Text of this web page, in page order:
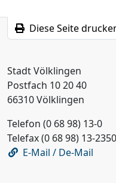
Diese Seite
Stadt Völklingen
Postfach 10 20 40
66310 Völklingen
Telefon (0 68 98) 13-0
Telefax (0 68 98) 13-2350
E-Mail / De-Mail